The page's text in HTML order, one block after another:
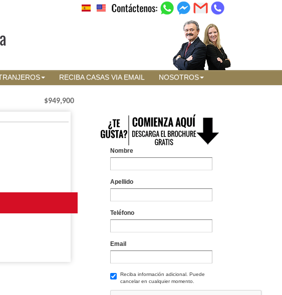
RECIBA CASAS VIA EMAIL NOSOTROS
$949,900
Nombre
Apellido
Teléfono
Email
Reciba información adicional. Puede
cancelar en cualquier momento.